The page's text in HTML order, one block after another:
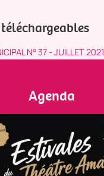
N° 37 - JUILLET 2021
Agenda